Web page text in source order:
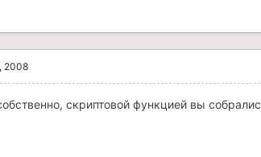
2008
скриптовой функцией вы